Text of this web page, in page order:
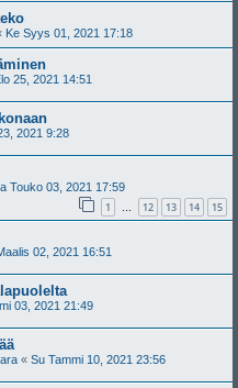
Ke Syys 01, 2021 17:18
25, 2021 14:51
2021 9:28
Touko 03, 2021 17:59
1 … 12 13 14 15
02, 2021 16:51
03, 2021 21:49
« Su Tammi 10, 2021 23:56